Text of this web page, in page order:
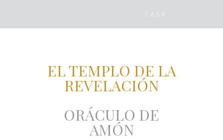
CASA
EL TEMPLO DE LA
REVELACIÓN
ORÁCULO DE
AMÓN